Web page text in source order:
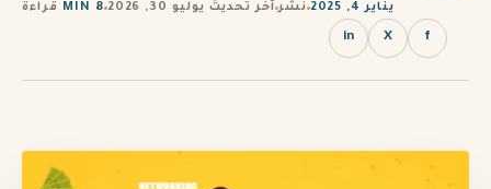
يناير 4, 2025
نشر آخر تحديث يوليو 30, 2026 8 MIN قراءة
f
X
in